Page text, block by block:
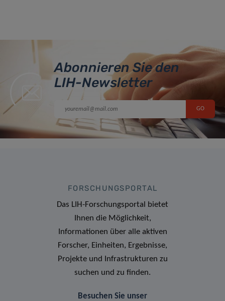
Abonnieren Sie den
LIH-Newsletter
FORSCHUNGSPORTAL
Das LIH-Forschungsportal bietet
Ihnen die Möglichkeit,
Informationen über alle aktiven
Forscher, Einheiten, Ergebnisse,
Projekte und Infrastrukturen zu
suchen und zu finden.
Besuchen Sie unser